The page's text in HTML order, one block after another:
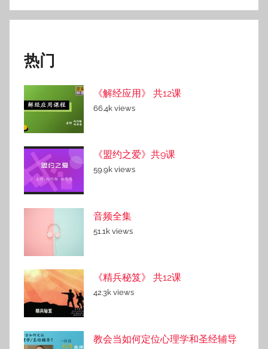
索
热门
《解经应用》 共12课
66.4k views
《盟约之爱》共9课
59.9k views
音频全集
51.1k views
《精兵秘笈》 共12课
42.3k views
教会当如何定位心理学和圣经辅导